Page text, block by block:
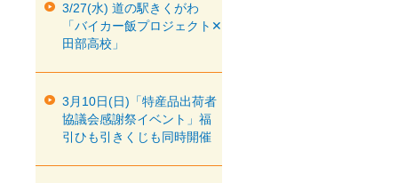
3/27(水) 道の駅きくがわ
「バイカー飯プロジェクト✕
田部高校」
3月10日(日)「特産品出荷者
協議会感謝祭イベント」福
引ひも引きくじも同時開催